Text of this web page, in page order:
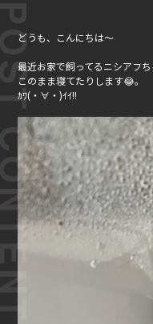
どうも、こんにちは～
最近お家で飼ってるニシアフ
このまま寝てたりします😂。
ｶﾜ(・∀・)ｲｲ!!